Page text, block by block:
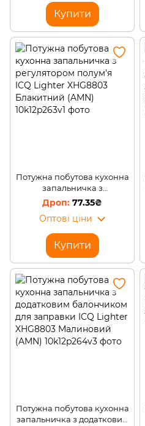
Купити
Потужна побутова кухонна
запальничка з
регулятором полум'я ICQ
Lighter XHG8803
Блакитний (AMN)
77.35₴
Оптові ціни
Купити
Потужна побутова кухонна
запальничка з додатковим